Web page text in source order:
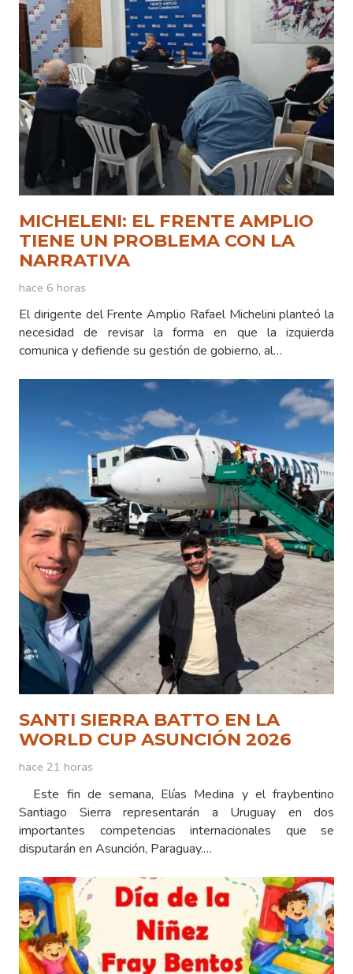
MICHELENI: EL FRENTE AMPLIO
TIENE UN PROBLEMA CON LA
NARRATIVA
hace 6 horas
El dirigente del Frente Amplio Rafael Michelini planteó la
necesidad de revisar la forma en que la izquierda
comunica y defiende su gestión de gobierno, al…
SANTI SIERRA BATTO EN LA
WORLD CUP ASUNCIÓN 2026
hace 21 horas
Este fin de semana, Elías Medina y el fraybentino
Santiago Sierra representarán a Uruguay en dos
importantes competencias internacionales que se
disputarán en Asunción, Paraguay.…